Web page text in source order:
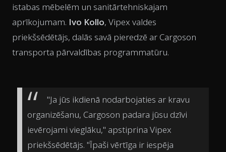
istabas mēbelēm un sanitārtehniskajam
aprīkojumam. Ivo Kollo, Vipex valdes
priekšsēdētājs, dalās savā pieredzē ar Cargoson
transporta pārvaldības programmatūru.
"Ja jūs ikdienā nodarbojaties ar kravu
organizēšanu, Cargoson padara jūsu dzīvi
ievērojami vieglāku," apstiprina Vipex
priekšsēdētājs. "Īpaši vērtīga ir iespēja